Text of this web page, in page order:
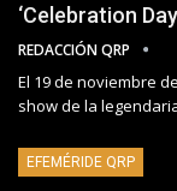
‘Celebration
REDACCIÓN QRP
El 19 de noviembre
show de la
EFEMÉRIDE QRP